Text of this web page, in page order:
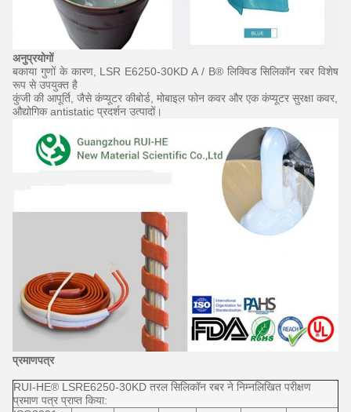
अनुप्रयोगों
बकाया गुणों के कारण, LSR E6250-30KD A / B® लिक्विड सिलिकॉन रबर विशेष
रूप से उपयुक्त है
कुंजी की आपूर्ति, जैसे कंप्यूटर कीबोर्ड, मोबाइल फोन कवर और एक कंप्यूटर सुरक्षा कवर,
औद्योगिक antistatic प्रदर्शन उत्पादों।
प्रमाणपत्र
RUI-HE® LSRE6250-30KD तरल सिलिकॉन रबर ने निम्नलिखित परीक्षण
प्रमाण पत्र प्राप्त किया: